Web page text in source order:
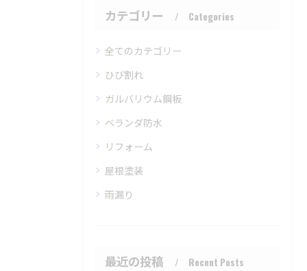
カテゴリー Categories
全てのカテゴリー
ひび割れ
ガルバリウム鋼板
ベランダ防水
リフォーム
屋根塗装
雨漏り
最近の投稿 Recent Posts